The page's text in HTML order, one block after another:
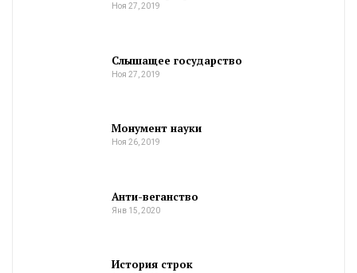
Ноя 27, 2019
Слышащее государство
Ноя 27, 2019
Монумент науки
Ноя 26, 2019
Анти-веганство
Янв 15, 2020
История строк